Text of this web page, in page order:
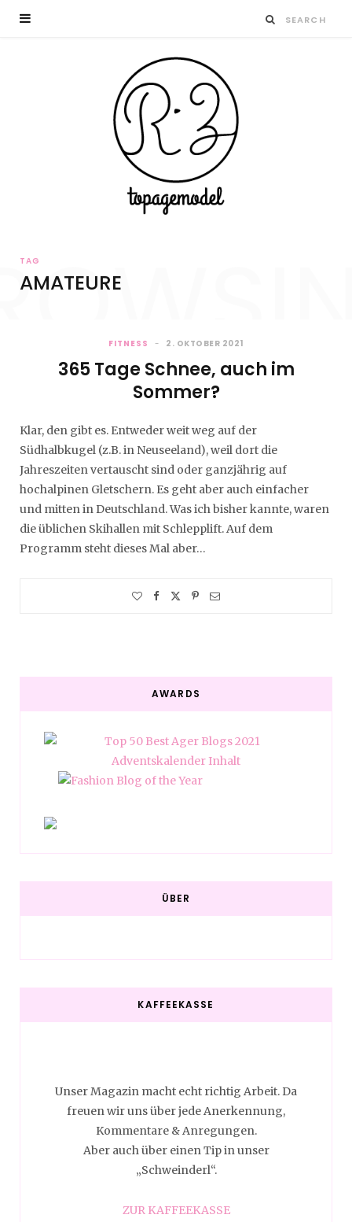
TAG
AMATEURE
FITNESS 2. OKTOBER 2021
365 Tage Schnee, auch im
Sommer?
Klar, den gibt es. Entweder weit weg auf der
Südhalbkugel (z.B. in Neuseeland), weil dort die
Jahreszeiten vertauscht sind oder ganzjährig auf
hochalpinen Gletschern. Es geht aber auch einfacher
und mitten in Deutschland. Was ich bisher kannte, waren
die üblichen Skihallen mit Schlepplift. Auf dem
Programm steht dieses Mal aber…
AWARDS
ÜBER
KAFFEEKASSE
Unser Magazin macht echt richtig Arbeit. Da
freuen wir uns über jede Anerkennung,
Kommentare & Anregungen.
Aber auch über einen Tip in unser
„Schweinderl“.
ZUR KAFFEEKASSE